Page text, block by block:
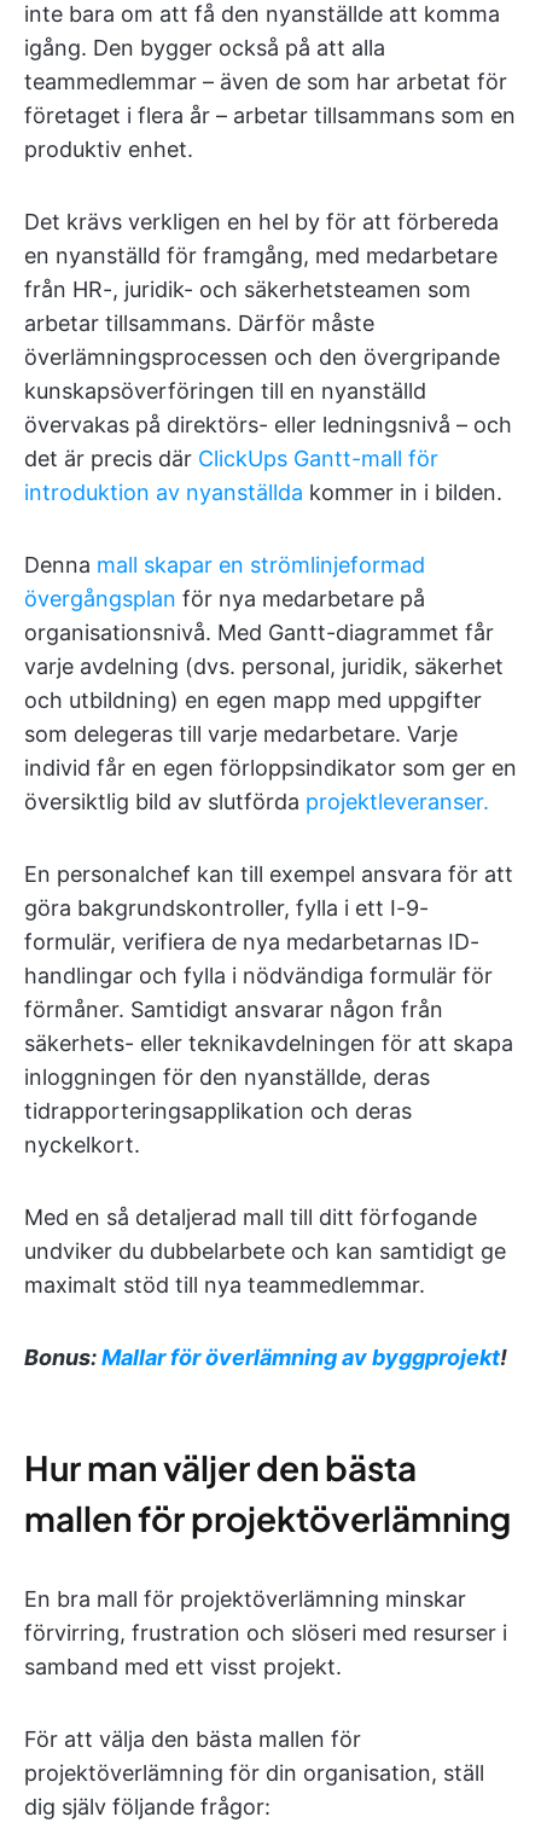
inte bara om att få den nyanställde att komma
igång. Den bygger också på att alla
teammedlemmar – även de som har arbetat för
företaget i flera år – arbetar tillsammans som en
produktiv enhet.
Det krävs verkligen en hel by för att förbereda
en nyanställd för framgång, med medarbetare
från HR-, juridik- och säkerhetsteamen som
arbetar tillsammans. Därför måste
överlämningsprocessen och den övergripande
kunskapsöverföringen till en nyanställd
övervakas på direktörs- eller ledningsnivå – och
det är precis där ClickUps Gantt-mall för
introduktion av nyanställda kommer in i bilden.
Denna mall skapar en strömlinjeformad
övergångsplan för nya medarbetare på
organisationsnivå. Med Gantt-diagrammet får
varje avdelning (dvs. personal, juridik, säkerhet
och utbildning) en egen mapp med uppgifter
som delegeras till varje medarbetare. Varje
individ får en egen förloppsindikator som ger en
översiktlig bild av slutförda projektleveranser.
En personalchef kan till exempel ansvara för att
göra bakgrundskontroller, fylla i ett I-9-
formulär, verifiera de nya medarbetarnas ID-
handlingar och fylla i nödvändiga formulär för
förmåner. Samtidigt ansvarar någon från
säkerhets- eller teknikavdelningen för att skapa
inloggningen för den nyanställde, deras
tidrapporteringsapplikation och deras
nyckelkort.
Med en så detaljerad mall till ditt förfogande
undviker du dubbelarbete och kan samtidigt ge
maximalt stöd till nya teammedlemmar.
Bonus:Mallar för överlämning av byggprojekt!
Hur man väljer den bästa
mallen för projektöverlämning
En bra mall för projektöverlämning minskar
förvirring, frustration och slöseri med resurser i
samband med ett visst projekt.
För att välja den bästa mallen för
projektöverlämning för din organisation, ställ
dig själv följande frågor: